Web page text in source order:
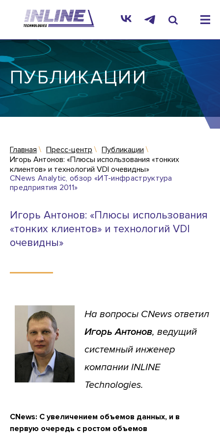
ПУБЛИКАЦИИ
Главная Пресс-центр
Публикации
Игорь Антонов: «Плюсы использования «тонких
клиентов» и технологий VDI очевидны»
CNews Analytic, обзор «ИТ-инфраструктура
предприятия 2011»
Игорь Антонов: «Плюсы использования
«тонких клиентов» и технологий VDI
очевидны»
На вопросы CNews ответил
Игорь Антонов, ведущий
системный инженер
компании INLINE
Technologies.
CNews: С увеличением объемов данных, и в
первую очередь с ростом объемов